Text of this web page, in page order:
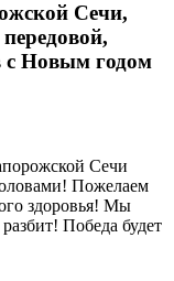
Сечи,
с Новым годом
Сечи
Пожелаем
здоровья! Мы
Победа будет